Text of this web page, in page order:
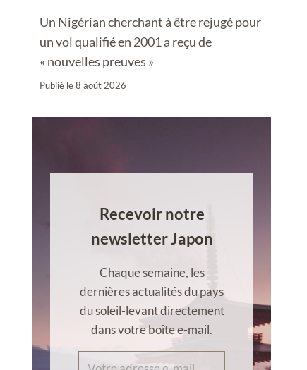
Un Nigérian cherchant à être rejugé pour
un vol qualifié en 2001 a reçu de
« nouvelles preuves »
Publié le8 août 2026
Recevoir notre
newsletter Japon
Chaque semaine, les
dernières actualités du pays
du soleil-levant directement
dans votre boîte e-mail.